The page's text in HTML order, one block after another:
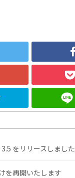
をリリースしました
を再開いたします